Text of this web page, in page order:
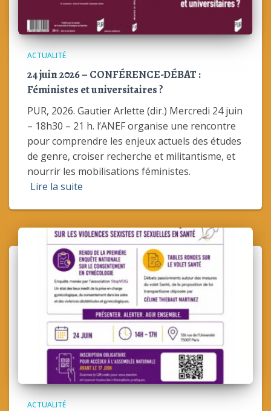
ACTUALITÉ
24 juin 2026 – CONFÉRENCE-DÉBAT :
Féministes et universitaires ?
PUR, 2026. Gautier Arlette (dir.) Mercredi 24 juin
– 18h30 – 21 h. l’ANEF organise une rencontre
pour comprendre les enjeux actuels des études
de genre, croiser recherche et militantisme, et
nourrir les mobilisations féministes.
Lire la suite
ACTUALITÉ